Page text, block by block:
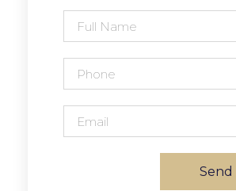
Send